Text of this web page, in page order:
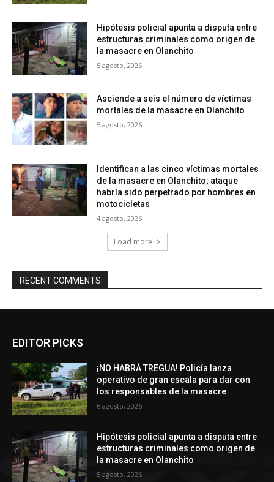
Hipótesis policial apunta a disputa entre
estructuras criminales como origen de
la masacre en Olanchito
5 agosto, 2026
Asciende a seis el número de víctimas
mortales de la masacre en Olanchito
5 agosto, 2026
Identifican a las cinco víctimas mortales
de la masacre en Olanchito; ataque
habría sido perpetrado por hombres en
motocicletas
4 agosto, 2026
Load more
RECENT COMMENTS
EDITOR PICKS
¡NO HABRÁ TREGUA! Policía lanza
operativo de gran escala para dar con
los responsables de la masacre
6 agosto, 2026
Hipótesis policial apunta a disputa entre
estructuras criminales como origen de
la masacre en Olanchito
5 agosto, 2026